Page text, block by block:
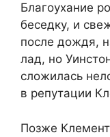
Благоухание
беседку, и
после дождя,
лад, но
сложилась
в репутации
Позже